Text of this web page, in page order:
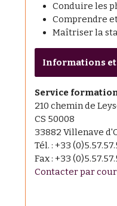
Conduire les
Comprendre
Maîtriser la
Informations
Service
210 chemin de
CS 50008
33882 Villenave
Tél. : +33
Fax : +33
Contacter par